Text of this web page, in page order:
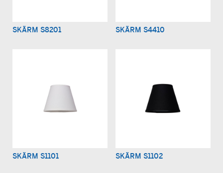
SKÄRM S8201 SKÄRM S4410
SKÄRM S1101 SKÄRM S1102